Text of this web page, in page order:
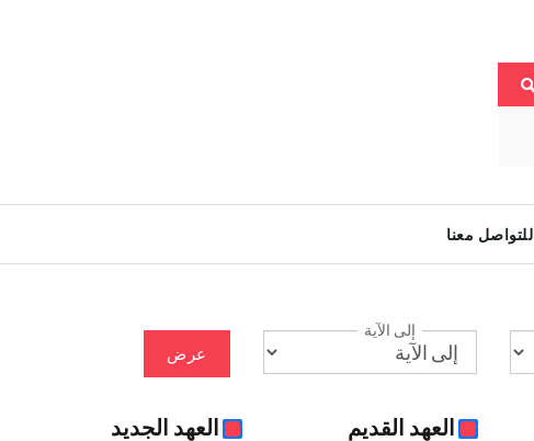
للتواصل معنا
إلى الآية
عرض
العهد القديم العهد الجديد